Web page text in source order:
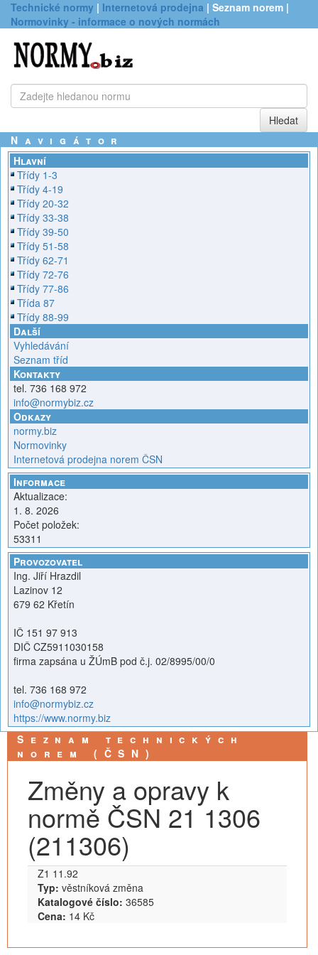
Technické normy | Internetová prodejna | Seznam norem |
Normovinky - informace o nových normách
Navigátor
Hlavní
Třídy 1-3
Třídy 4-19
Třídy 20-32
Třídy 33-38
Třídy 39-50
Třídy 51-58
Třídy 62-71
Třídy 72-76
Třídy 77-86
Třída 87
Třídy 88-99
Další
Vyhledávání
Seznam tříd
Kontakty
tel. 736 168 972
info@normybiz.cz
Odkazy
normy.biz
Normovinky
Internetová prodejna norem ČSN
Informace
Aktualizace:
1. 8. 2026
Počet položek:
53311
Provozovatel
Ing. Jiří Hrazdil
Lazinov 12
679 62 Křetín
IČ 151 97 913
DIČ CZ5911030158
firma zapsána u ŽÚmB pod č.j. 02/8995/00/0
tel. 736 168 972
info@normybiz.cz
https://www.normy.biz
Seznam technických
norem (ČSN)
Změny a opravy k
normě ČSN 21 1306
(211306)
Z1 11.92
Typ: věstníková změna
Katalogové číslo: 36585
Cena: 14 Kč